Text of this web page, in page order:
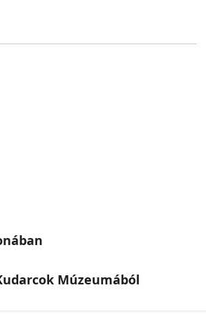
Múzeumából